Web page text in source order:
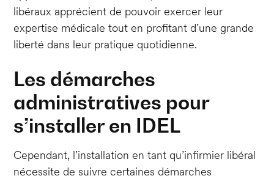
libéraux apprécient de pouvoir exercer leur
expertise médicale tout en profitant d’une grande
liberté dans leur pratique quotidienne.
Les démarches
administratives pour
s’installer en IDEL
Cependant, l’installation en tant qu’infirmier libéral
nécessite de suivre certaines démarches